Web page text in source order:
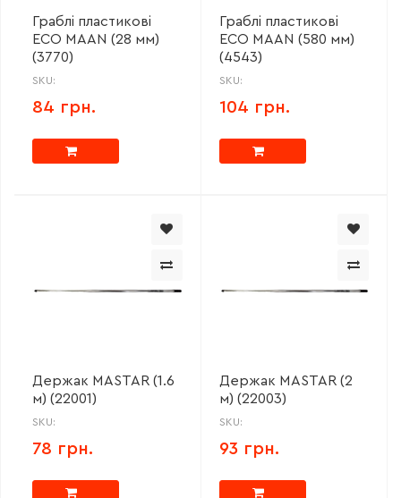
Граблі пластикові
ECO MAAN (28 мм)
(3770)
SKU:
84 грн.
Граблі пластикові
ECO MAAN (580 мм)
(4543)
SKU:
104 грн.
Держак MASTAR (1.6
м) (22001)
SKU:
78 грн.
Держак MASTAR (2
м) (22003)
SKU:
93 грн.